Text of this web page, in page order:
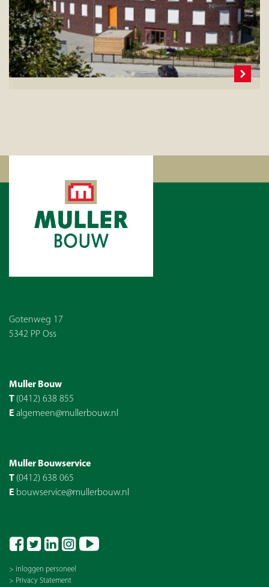
Gotenweg 17
5342 PP Oss
Muller Bouw
T (0412) 638 855
E algemeen@mullerbouw.nl
Muller Bouwservice
T (0412) 638 065
E bouwservice@mullerbouw.nl
> inloggen personeel
> Privacy Statement